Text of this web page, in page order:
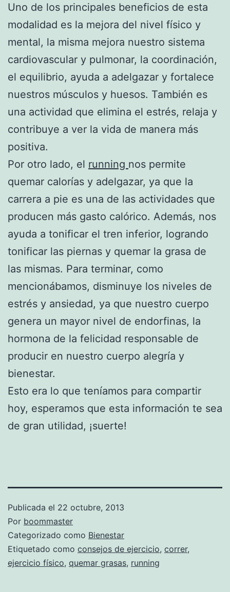
Uno de los principales beneficios de esta
modalidad es la mejora del nivel físico y
mental, la misma mejora nuestro sistema
cardiovascular y pulmonar, la coordinación,
el equilibrio, ayuda a adelgazar y fortalece
nuestros músculos y huesos. También es
una actividad que elimina el estrés, relaja y
contribuye a ver la vida de manera más
positiva.
Por otro lado, el running nos permite
quemar calorías y adelgazar, ya que la
carrera a pie es una de las actividades que
producen más gasto calórico. Además, nos
ayuda a tonificar el tren inferior, logrando
tonificar las piernas y quemar la grasa de
las mismas. Para terminar, como
mencionábamos, disminuye los niveles de
estrés y ansiedad, ya que nuestro cuerpo
genera un mayor nivel de endorfinas, la
hormona de la felicidad responsable de
producir en nuestro cuerpo alegría y
bienestar.
Esto era lo que teníamos para compartir
hoy, esperamos que esta información te sea
de gran utilidad, ¡suerte!
Publicada el 22 octubre, 2013
Por boommaster
Categorizado como Bienestar
Etiquetado como consejos de ejercicio, correr,
ejercicio físico, quemar grasas, running